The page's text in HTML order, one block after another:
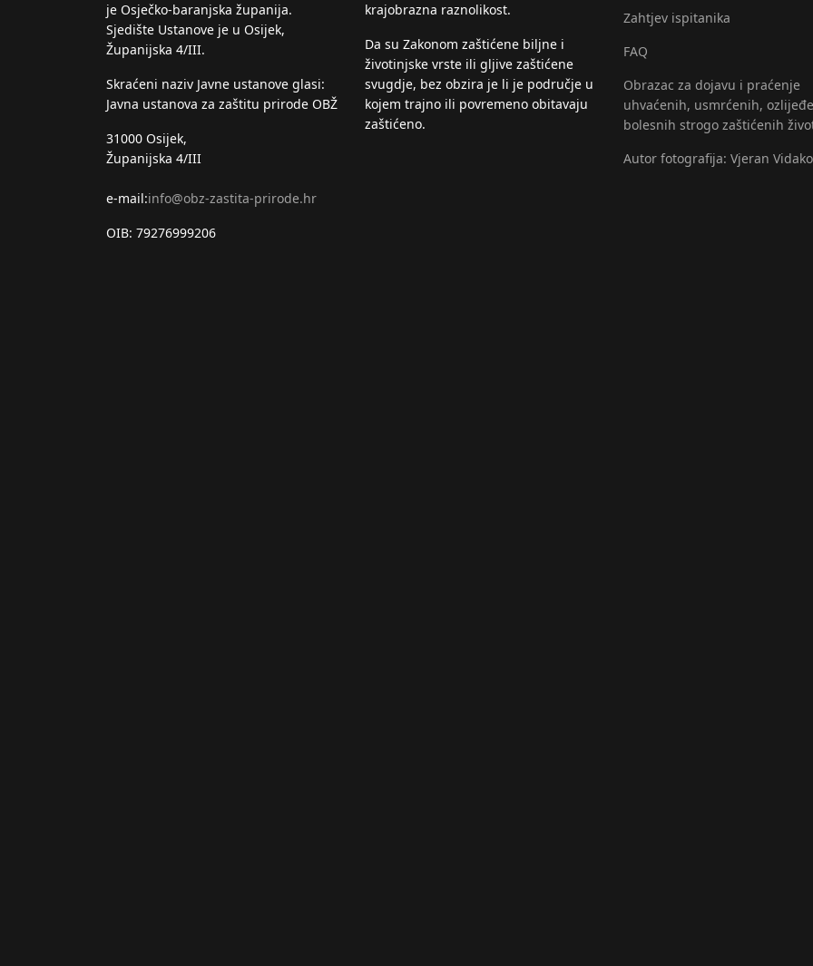
je Osječko-baranjska županija.
Sjedište Ustanove je u Osijek,
Županijska 4/III.
Skraćeni naziv Javne ustanove glasi:
Javna ustanova za zaštitu prirode OBŽ
31000 Osijek,
Županijska 4/III
e-mail:info@obz-zastita-prirode.hr
OIB: 79276999206
krajobrazna raznolikost.
Da su Zakonom zaštićene biljne i
životinjske vrste ili gljive zaštićene
svugdje, bez obzira je li je područje u
kojem trajno ili povremeno obitavaju
zaštićeno.
Zahtjev ispitanika
FAQ
Obrazac za dojavu i praćenje
uhvaćenih, usmrćenih,
bolesnih strogo zaštićenih
Autor fotografija: Vjeran